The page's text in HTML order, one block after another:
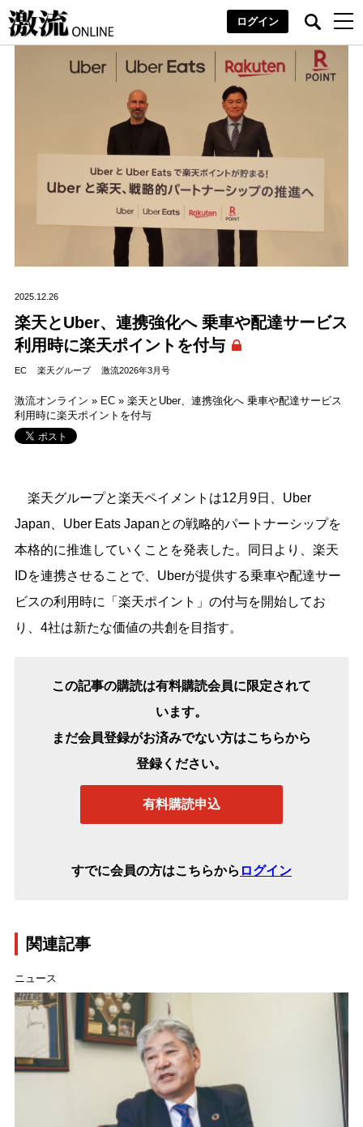
ログイン
2025.12.26
楽天とUber、連携強化へ 乗車や配達サービス
利用時に楽天ポイントを付与
EC 楽天グループ 激流2026年3月号
激流オンライン » EC» 楽天とUber、連携強化へ 乗車や配達サービス
利用時に楽天ポイントを付与
楽天グループと楽天ペイメントは12月9日、Uber
Japan、Uber Eats Japanとの戦略的パートナーシップを
本格的に推進していくことを発表した。同日より、楽天
IDを連携させることで、Uberが提供する乗車や配達サー
ビスの利用時に「楽天ポイント」の付与を開始してお
り、4社は新たな価値の共創を目指す。
この記事の購読は有料購読会員に限定されて
います。
まだ会員登録がお済みでない方はこちらから
登録ください。
有料購読申込
すでに会員の方はこちらから ログイン
関連記事
ニュース